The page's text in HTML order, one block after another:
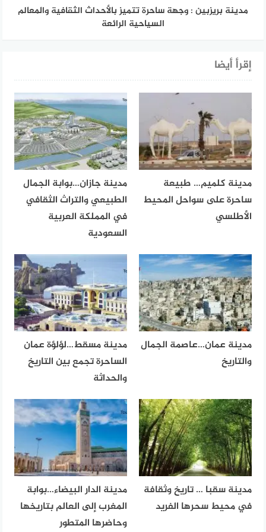
مدينة بريزبين : وجهة ساحرة تتميز بالأحداث الثقافية والمعالم
السياحية الرائعة
إقرأ أيضا
مدينة كلميم… طبيعة
ساحرة على سواحل المحيط
الأطلسي
مدينة جازان…بوابة الجمال
الطبيعي والتراث الثقافي
في المملكة العربية
السعودية
مدينة عمان…عاصمة الجمال
والتاريخ
مدينة مسقط…لؤلؤة عمان
الساحرة تجمع بين التاريخ
والحداثة
مدينة سقبا … تاريخ وثقافة
في محيط سحرها الفريد
مدينة الدار البيضاء…بوابة
المغرب إلى العالم بتاريخها
وحاضرها المتطور